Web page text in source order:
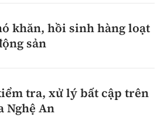
khăn, hồi sinh hàng loạt
sản
tra, xử lý bất cập trên
Nghệ An